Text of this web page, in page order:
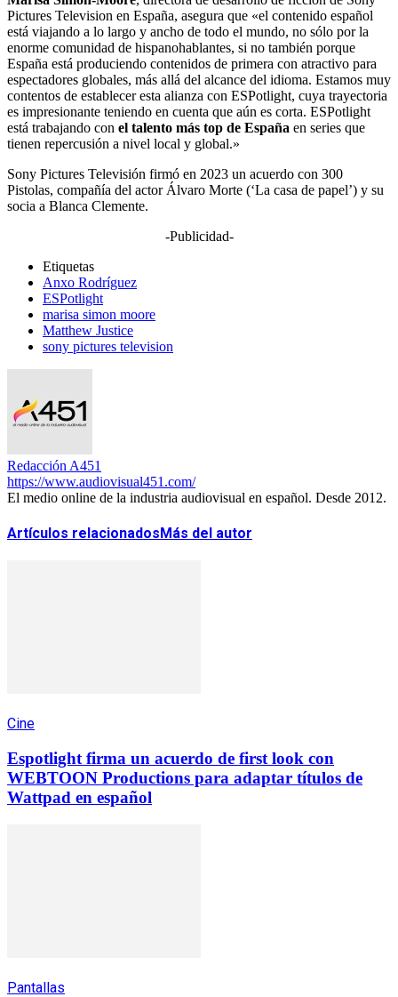
Pictures Television en España, asegura que «el contenido español
está viajando a lo largo y ancho de todo el mundo, no sólo por la
enorme comunidad de hispanohablantes, si no también porque
España está produciendo contenidos de primera con atractivo para
espectadores globales, más allá del alcance del idioma. Estamos muy
contentos de establecer esta alianza con ESPotlight, cuya trayectoria
es impresionante teniendo en cuenta que aún es corta. ESPotlight
está trabajando con el talento más top de España en series que
tienen repercusión a nivel local y global.»
Sony Pictures Televisión firmó en 2023 un acuerdo con 300
Pistolas, compañía del actor Álvaro Morte (‘La casa de papel’) y su
socia a Blanca Clemente.
-Publicidad-
Etiquetas
Anxo Rodríguez
ESPotlight
marisa simon moore
Matthew Justice
sony pictures television
Redacción A451
https://www.audiovisual451.com/
El medio online de la industria audiovisual en español. Desde 2012.
Artículos relacionadosMás del autor
Cine
Espotlight firma un acuerdo de first look con
WEBTOON Productions para adaptar títulos de
Wattpad en español
Pantallas